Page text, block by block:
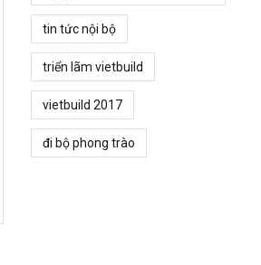
tin tức nội bộ
triển lãm vietbuild
vietbuild 2017
đi bộ phong trào